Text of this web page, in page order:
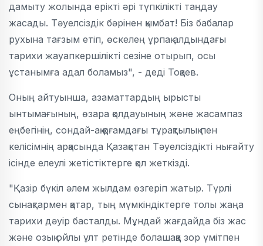
дамыту жолында ерікті әрі түпкілікті таңдау
жасады. Тәуелсіздік бәрінен қымбат! Біз бабалар
рухына тағзым етіп, өскелең ұрпақ алдындағы
тарихи жауапкершілікті сезіне отырып, осы
ұстанымға адал боламыз", - деді Тоқаев.
Оның айтуынша, азаматтардың ырысты
ынтымағының, өзара қолдауының және жасампаз
еңбегінің, сондай-ақ қоғамдағы тұрақтылық пен
келісімнің арқасында Қазақстан Тәуелсіздікті нығайту
ісінде елеулі жетістіктерге қол жеткізді.
"Қазір бүкіл әлем жылдам өзгеріп жатыр. Түрлі
сынақтармен қатар, тың мүмкіндіктерге толы жаңа
тарихи дәуір басталды. Мұндай жағдайда біз жас
және озық ойлы ұлт ретінде болашаққа зор үмітпен